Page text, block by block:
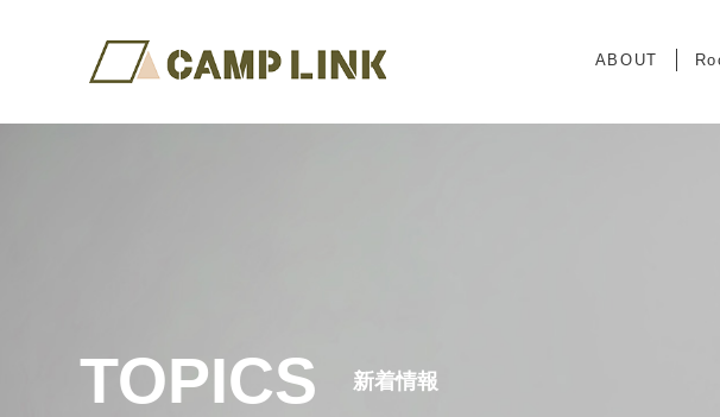
ABOUT
TOPICS 新着情報